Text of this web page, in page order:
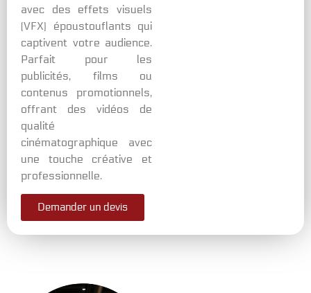
avec des effets visuels
(VFX) époustouflants qui
captivent votre audience.
Parfait pour les
publicités, films ou
contenus promotionnels,
offrant des vidéos de
qualité
cinématographique avec
une touche créative et
professionnelle.
Demander un devis